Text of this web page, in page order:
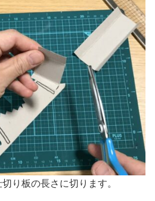
り板の長さに切ります。